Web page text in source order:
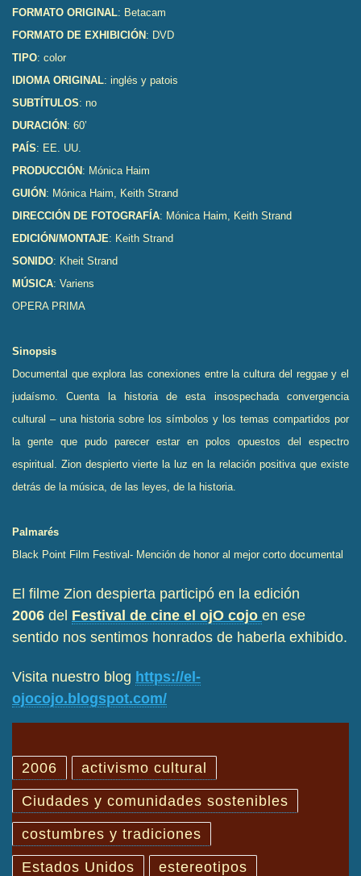
FORMATO ORIGINAL: Betacam
FORMATO DE EXHIBICIÓN : DVD
TIPO: color
IDIOMA ORIGINAL: inglés y patois
SUBTÍTULOS: no
DURACIÓN : 60’
PAÍS: EE. UU.
PRODUCCIÓN : Mónica Haim
GUIÓN : Mónica Haim, Keith Strand
DIRECCIÓN DE FOTOGRAFÍA: Mónica Haim, Keith Strand
EDICIÓN/MONTAJE: Keith Strand
SONIDO: Kheit Strand
MÚSICA: Variens
OPERA PRIMA
Sinopsis
Documental que explora las conexiones entre la cultura del reggae y el
judaísmo. Cuenta la historia de esta insospechada convergencia
cultural – una historia sobre los símbolos y los temas compartidos por
la gente que pudo parecer estar en polos opuestos del espectro
espiritual. Zion despierto vierte la luz en la relación positiva que existe
detrás de la música, de las leyes, de la historia.
Palmarés
Black Point Film Festival- Mención de honor al mejor corto documental
El filme Zion despierta participó en la edición
2006 del Festival de cine el ojO cojo en ese
sentido nos sentimos honrados de haberla exhibido.
Visita nuestro blog https://el-
ojocojo.blogspot.com/
2006 activismo cultural
Ciudades y comunidades sostenibles
costumbres y tradiciones
Estados Unidos estereotipos